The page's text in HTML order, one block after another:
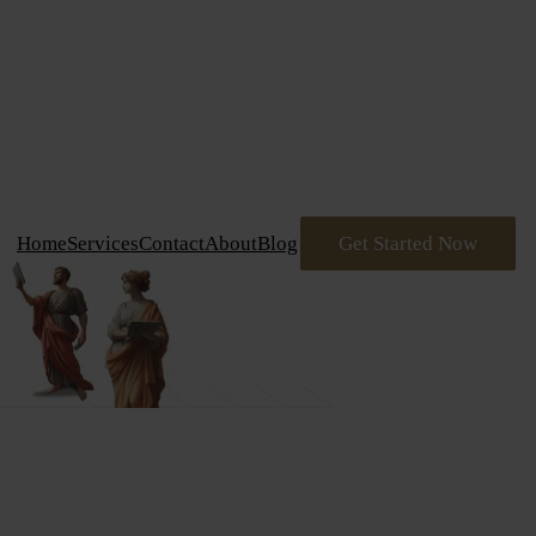
Get Started Now
Blog
About
Contact
Services
Home